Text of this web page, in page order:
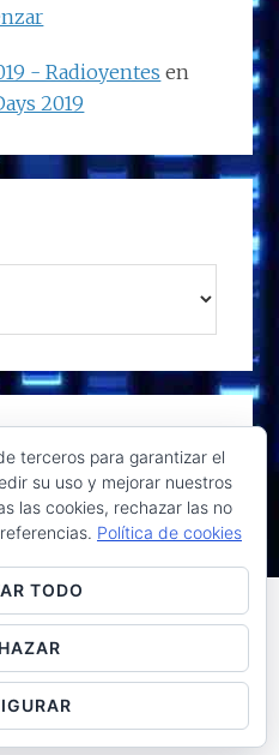
- Radioyentes en
2019
reservados© 2026 ·
terceros para garantizar el
su uso y mejorar nuestros
las cookies, rechazar las no
Política de cookies
TODO